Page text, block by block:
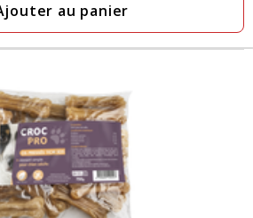
au panier